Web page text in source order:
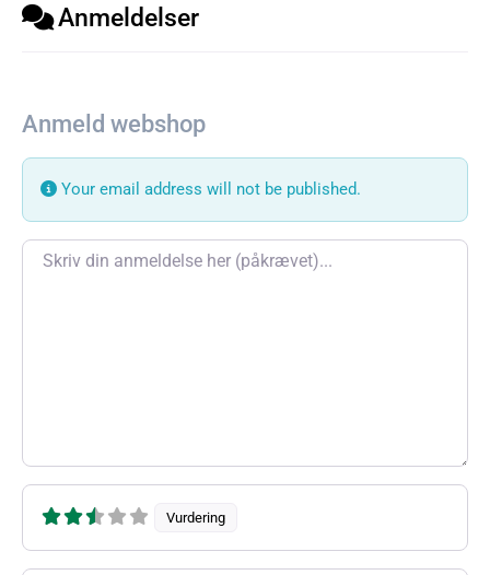
Anmeldelser
Anmeld webshop
Your email address will not be published.
Review text
Vurdering